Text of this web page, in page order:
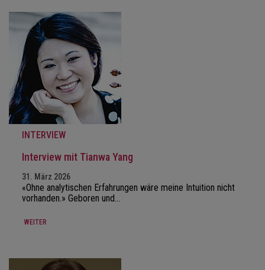
INTERVIEW
Interview mit Tianwa Yang
31. März 2026
«Ohne analytischen Erfahrungen wäre meine Intuition nicht
vorhanden.» Geboren und…
WEITER